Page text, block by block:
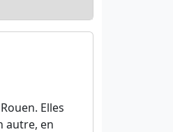
Elles
autre, en